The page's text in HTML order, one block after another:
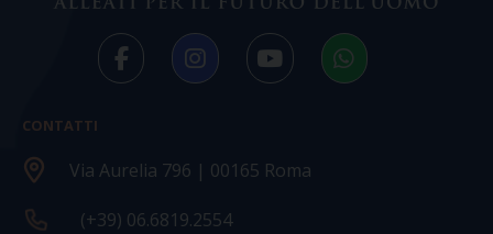
CONTATTI
Via Aurelia 796 | 00165 Roma
(+39) 06.6819.2554